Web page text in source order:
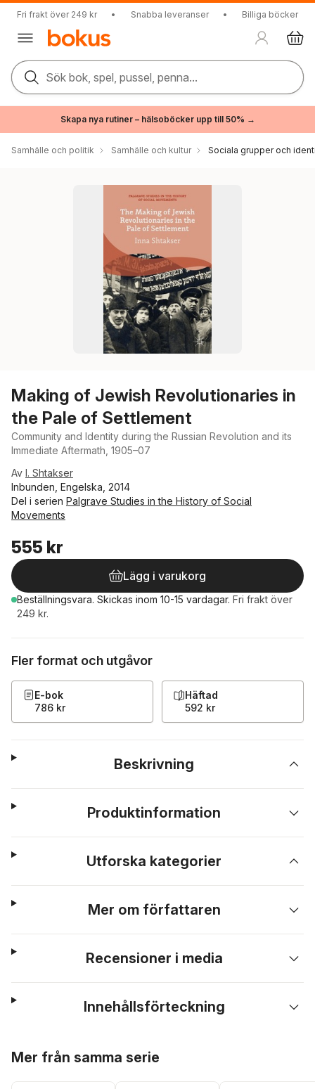
Fri frakt över 249 kr • Snabba leveranser • Billiga böcker
Sök bok, spel, pussel, penna...
Skapa nya rutiner – hälsoböcker upp till 50% →
Samhälle och politik Samhälle och kultur Sociala grupper och
Making of Jewish Revolutionaries in
the Pale of Settlement
Community and Identity during the Russian Revolution and its
Immediate Aftermath, 1905–07
Av I. Shtakser
Inbunden, Engelska, 2014
Del i serien Palgrave Studies in the History of Social
Movements
555 kr
Lägg i varukorg
Beställningsvara. Skickas inom 10-15 vardagar. Fri frakt över
249 kr.
Fler format och utgåvor
E-bok
786 kr
Häftad
592 kr
Beskrivning
Produktinformation
Utforska kategorier
Mer om författaren
Recensioner i media
Innehållsförteckning
Mer från samma serie